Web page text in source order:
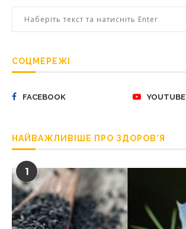
СОЦМЕРЕЖІ
FACEBOOK YOUTUBE
НАЙВАЖЛИВІШЕ ПРО ЗДОРОВ’Я
1